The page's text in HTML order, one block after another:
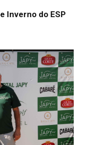
Inverno do ESP